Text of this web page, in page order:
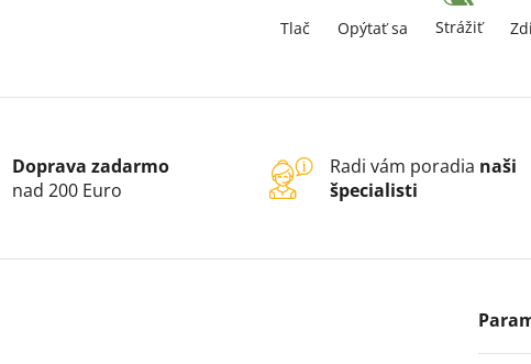
Tlač Opýtať sa Strážiť
Doprava zadarmo
nad 200 Euro
Radi vám poradia naši
špecialisti